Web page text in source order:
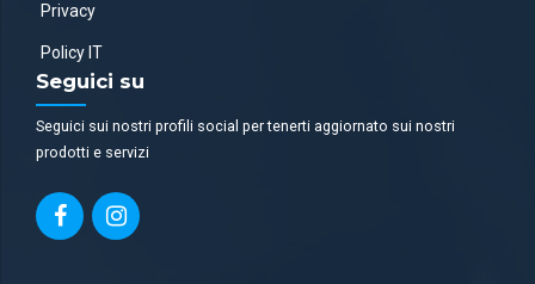
Privacy
Policy IT
Seguici su
Seguici sui nostri profili social per tenerti aggiornato sui nostri
prodotti e servizi